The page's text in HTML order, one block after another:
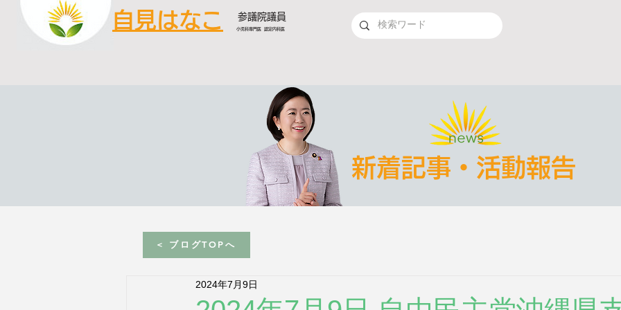
自見はなこ 参議院議員
小児科専門医 認定内科医
新着記事・活動報告
2024年7月9日
< ブログTOPへ